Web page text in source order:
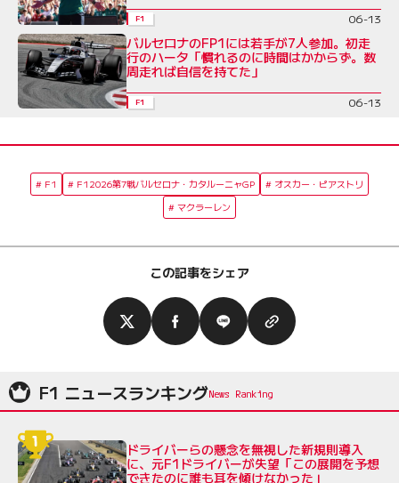
F1 06-13
バルセロナのFP1には若手が7人参加。初走
行のハータ「慣れるのに時間はかからず。数
周走れば自信を持てた」
F1 06-13
F1 F12026第7戦バルセロナ・カタルーニャGP
オスカー・ピアストリ
マクラーレン
この記事をシェア
F1 ニュースランキング
ドライバーらの懸念を無視した新規則導入
に、元F1ドライバーが失望「この展開を予想
できたのに誰も耳を傾けなかった」